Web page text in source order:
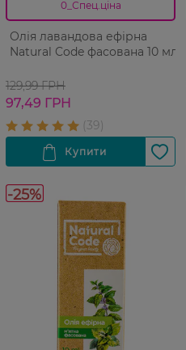
0_Спец.ціна
Олія лавандова ефірна
Natural Code фасована 10 мл
129,99 ГРН
97,49 ГРН
-25%